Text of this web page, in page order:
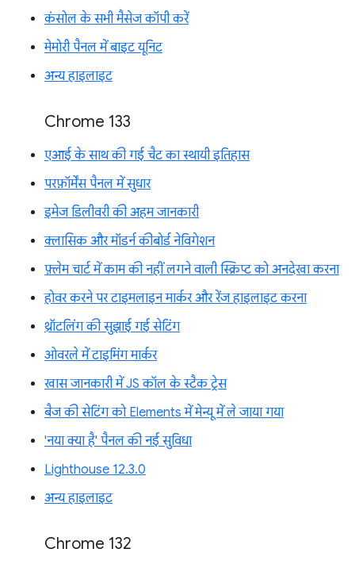
कंसोल के सभी मैसेज कॉपी करें
मेमोरी पैनल में बाइट यूनिट
अन्य हाइलाइट
Chrome 133
एआई के साथ की गई चैट का स्थायी इतिहास
परफ़ॉर्मेंस पैनल में सुधार
इमेज डिलीवरी की अहम जानकारी
क्लासिक और मॉडर्न कीबोर्ड नेविगेशन
फ़्लेम चार्ट में काम की नहीं लगने वाली स्क्रिप्ट को अनदेखा करना
होवर करने पर टाइमलाइन मार्कर और रेंज हाइलाइट करना
थ्रॉटलिंग की सुझाई गई सेटिंग
ओवरले में टाइमिंग मार्कर
खास जानकारी में JS कॉल के स्टैक ट्रेस
बैज की सेटिंग को Elements में मेन्यू में ले जाया गया
'नया क्या है' पैनल की नई सुविधा
Lighthouse 12.3.0
अन्य हाइलाइट
Chrome 132